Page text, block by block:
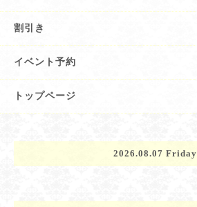
割引き
イベント予約
トップページ
2026.08.07 Friday